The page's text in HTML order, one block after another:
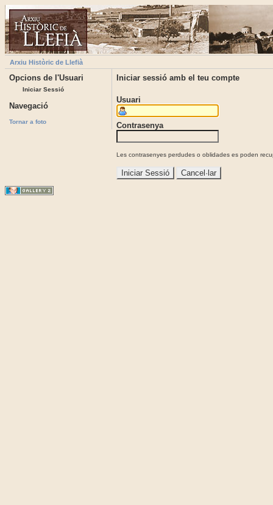
Arxiu Històric de Llefià
Opcions de l'Usuari
Iniciar Sessió
Navegació
Tornar a foto
Iniciar sessió amb el teu compte
Usuari
Contrasenya
Les contrasenyes perdudes o oblidades es poden